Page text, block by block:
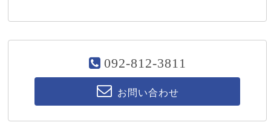
092-812-3811
お問い合わせ